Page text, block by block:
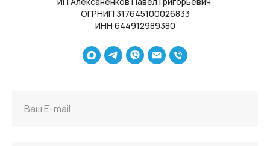
ОГРНИП 317645100026833
ИНН 644912989380